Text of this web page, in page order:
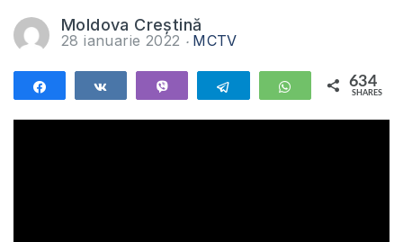
Moldova Creștină
28 ianuarie 2022 MCTV
Telegram WhatsApp
634
SHARES